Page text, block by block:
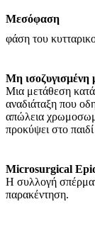
Μεσόφαση
φάση του
Μη ισοζυγισμένη
Μια μετάθεση
αναδιάταξη που
απώλεια
προκύψει στο
Microsurgical
Η συλλογή
παρακέντηση.